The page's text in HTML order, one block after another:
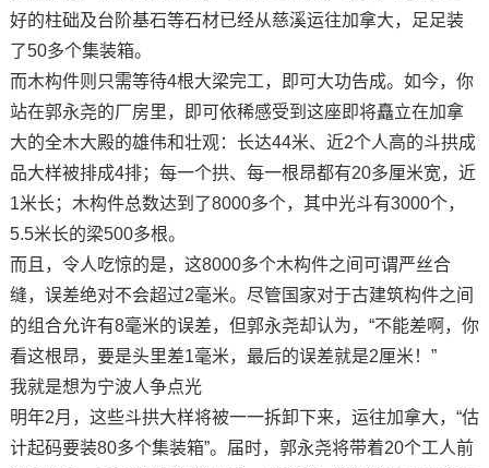
好的柱础及台阶基石等石材已经从慈溪运往加拿大，足足装
了50多个集装箱。
而木构件则只需等待4根大梁完工，即可大功告成。如今，你
站在郭永尧的厂房里，即可依稀感受到这座即将矗立在加拿
大的全木大殿的雄伟和壮观：长达44米、近2个人高的斗拱成
品大样被排成4排；每一个拱、每一根昂都有20多厘米宽，近
1米长；木构件总数达到了8000多个，其中光斗有3000个，
5.5米长的梁500多根。
而且，令人吃惊的是，这8000多个木构件之间可谓严丝合
缝，误差绝对不会超过2毫米。尽管国家对于古建筑构件之间
的组合允许有8毫米的误差，但郭永尧却认为，“不能差啊，你
看这根昂，要是头里差1毫米，最后的误差就是2厘米！”
我就是想为宁波人争点光
明年2月，这些斗拱大样将被一一拆卸下来，运往加拿大，“估
计起码要装80多个集装箱”。届时，郭永尧将带着20个工人前